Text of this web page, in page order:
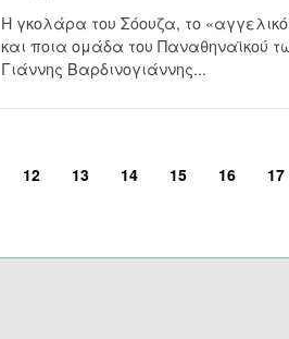
Η γκολάρα του Σόουζα, το
και ποια ομάδα του Παναθηναϊκού
Γιάννης Βαρδινογιάννης...
12 13 14 15 16 17